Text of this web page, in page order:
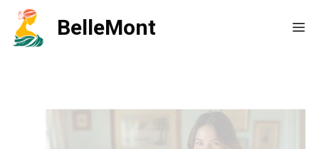
Aller
BelleMont